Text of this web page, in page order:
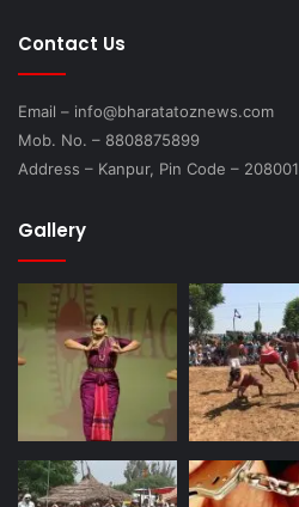
Contact Us
Email – info@bharatatoznews.com
Mob. No. – 8808875899
Address – Kanpur, Pin Code – 208001
Gallery